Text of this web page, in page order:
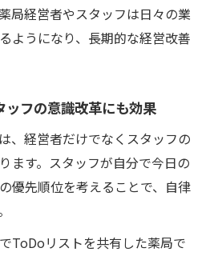
局経営者やスタッフは日々の業
ようになり、長期的な経営改善
ッフの意識改革にも効果
、経営者だけでなくスタッフの
ます。スタッフが自分で今日の
優先順位を考えることで、自律
ToDoリストを共有した薬局で